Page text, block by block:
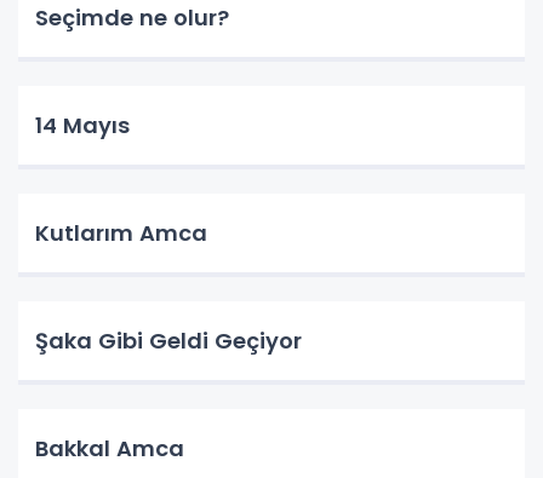
Seçimde ne olur?
14 Mayıs
Kutlarım Amca
Şaka Gibi Geldi Geçiyor
Bakkal Amca